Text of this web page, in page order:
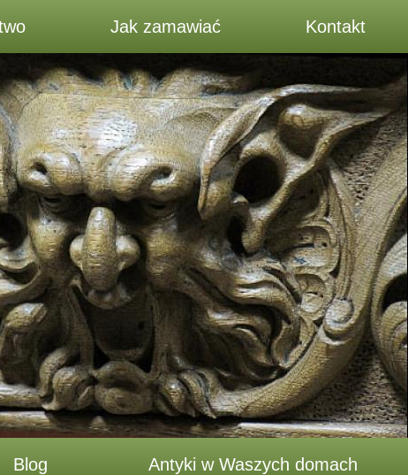
Jak zamawiać Kontakt
Blog Antyki w Waszych domach